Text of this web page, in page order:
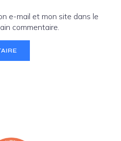
e-mail et mon site dans le
commentaire.